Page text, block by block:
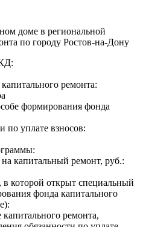
доме в региональной
по городу Ростов-на-Дону
ремонта:
формирования фонда
по уплате взносов:
капитальный ремонт, руб.:
которой открыт специальный
фонда капитального
ремонта,